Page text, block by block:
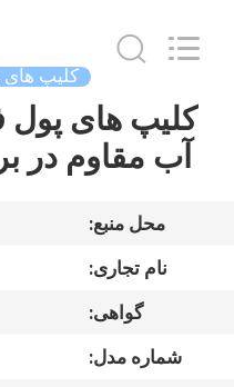
صفحه
اصلی
محصولات
Technology
Reserved.
کلیپ های
کلیپ های پول
آب مقاوم در
محل منبع:
نام تجاری:
گواهی:
شماره مدل: